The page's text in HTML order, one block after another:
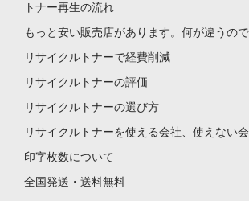
トナー再生の流れ
もっと安い販売店があります。何が違うの
リサイクルトナーで経費削減
リサイクルトナーの評価
リサイクルトナーの選び方
リサイクルトナーを使える会社、使えない
印字枚数について
全国発送・送料無料